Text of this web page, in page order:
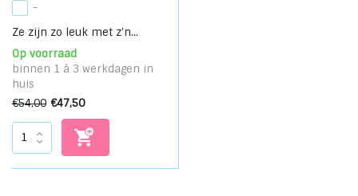
-
Ze zijn zo leuk met z'n...
Op voorraad
binnen 1 à 3 werkdagen in
huis
€54,00 €47,50